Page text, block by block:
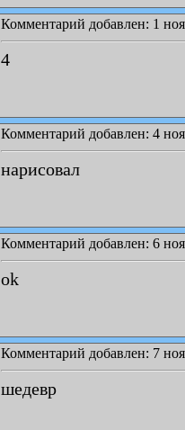
Комментарий добавлен: 1
4
Комментарий добавлен: 4
нарисовал
Комментарий добавлен: 6
ok
Комментарий добавлен: 7
шедевр